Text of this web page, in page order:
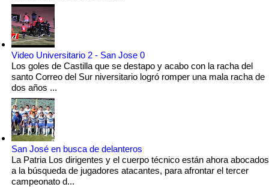
Video Universitario 2 - San Jose 0
Los goles de Castilla que se destapo y acabo con la racha del
santo Correo del Sur niversitario logró romper una mala racha de
dos años ...
San José en busca de delanteros
La Patria Los dirigentes y el cuerpo técnico están ahora abocados
a la búsqueda de jugadores atacantes, para afrontar el tercer
campeonato d...